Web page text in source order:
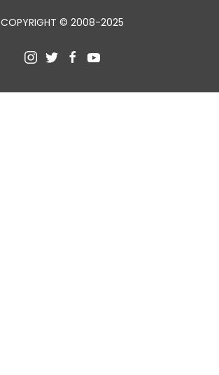
COPYRIGHT © 2008-2025